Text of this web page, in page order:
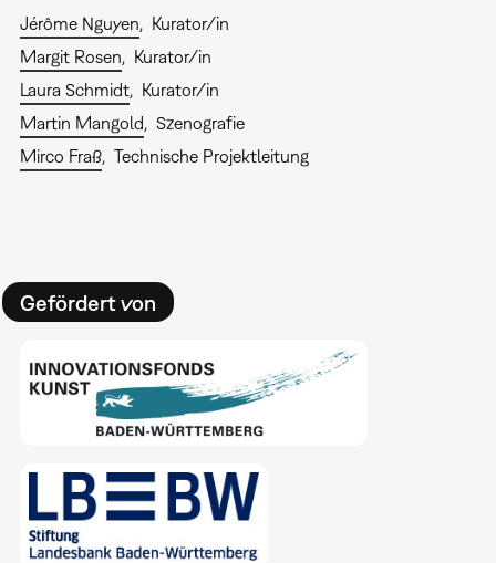
Jérôme Nguyen
Kurator/in
Margit Rosen
Kurator/in
Laura Schmidt
Kurator/in
Martin Mangold
Szenografie
Mirco Fraß
Technische Projektleitung
Gefördert von